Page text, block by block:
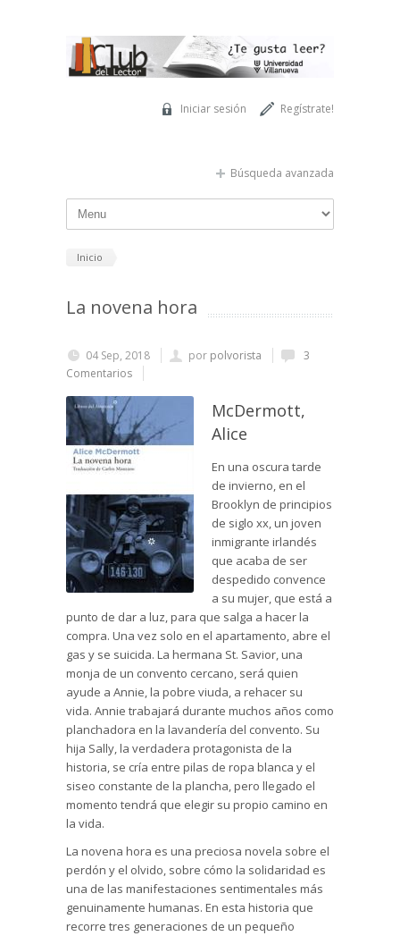
Regístrate!
Iniciar sesión
Búsqueda avanzada
Inicio
La novena hora
04 Sep, 2018 por polvorista
3
Comentarios
McDermott,
Alice
En una oscura tarde
de invierno, en el
Brooklyn de principios
de siglo xx, un joven
inmigrante irlandés
que acaba de ser
despedido convence
a su mujer, que está a
punto de dar a luz, para que salga a hacer la
compra. Una vez solo en el apartamento, abre el
gas y se suicida. La hermana St. Savior, una
monja de un convento cercano, será quien
ayude a Annie, la pobre viuda, a rehacer su
vida. Annie trabajará durante muchos años como
planchadora en la lavandería del convento. Su
hija Sally, la verdadera protagonista de la
historia, se cría entre pilas de ropa blanca y el
siseo constante de la plancha, pero llegado el
momento tendrá que elegir su propio camino en
la vida.
La novena hora es una preciosa novela sobre el
perdón y el olvido, sobre cómo la solidaridad es
una de las manifestaciones sentimentales más
genuinamente humanas. En esta historia que
recorre tres generaciones de un pequeño